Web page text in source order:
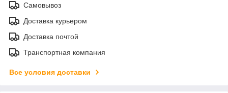
Самовывоз
Доставка курьером
Доставка почтой
Транспортная компания
Все условия доставки